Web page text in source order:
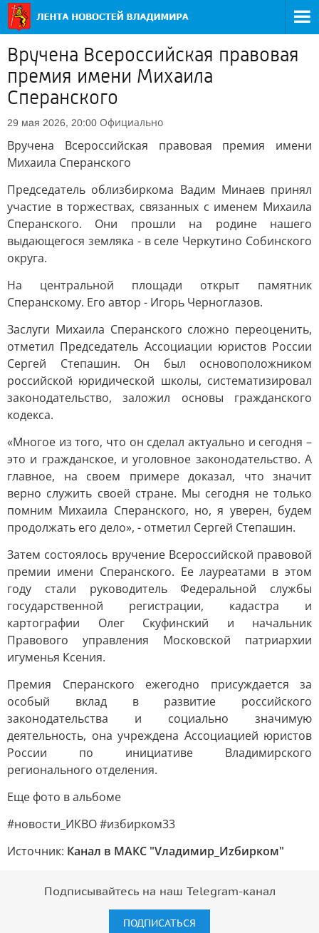
Вручена Всероссийская правовая
премия имени Михаила
Сперанского
29 мая 2026, 20:00 Официально
Вручена Всероссийская правовая премия имени
Михаила Сперанского
Председатель облизбиркома Вадим Минаев принял
участие в торжествах, связанных с именем Михаила
Сперанского. Они прошли на родине нашего
выдающегося земляка - в селе Черкутино Собинского
округа.
На центральной площади открыт памятник
Сперанскому. Его автор - Игорь Черноглазов.
Заслуги Михаила Сперанского сложно переоценить,
отметил Председатель Ассоциации юристов России
Сергей Степашин. Он был основоположником
российской юридической школы, систематизировал
законодательство, заложил основы гражданского
кодекса.
«Многое из того, что он сделал актуально и сегодня –
это и гражданское, и уголовное законодательство. А
главное, на своем примере доказал, что значит
верно служить своей стране. Мы сегодня не только
помним Михаила Сперанского, но, я уверен, будем
продолжать его дело», - отметил Сергей Степашин.
Затем состоялось вручение Всероссийской правовой
премии имени Сперанского. Ее лауреатами в этом
году стали руководитель Федеральной службы
государственной регистрации, кадастра и
картографии Олег Скуфинский и начальник
Правового управления Московской патриархии
игуменья Ксения.
Премия Сперанского ежегодно присуждается за
особый вклад в развитие российского
законодательства и социально значимую
деятельность, она учреждена Ассоциацией юристов
России по инициативе Владимирского
регионального отделения.
Еще фото в альбоме
#новости_ИКВО #избирком33
Источник: Канал в МАКС "Vладимир_Иzбирком"
Подписывайтесь на наш Telegram-канал
ПОДПИСАТЬСЯ